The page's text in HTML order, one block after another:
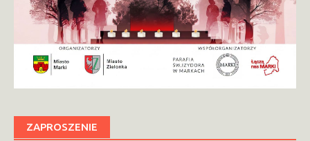
ZAPROSZENIE